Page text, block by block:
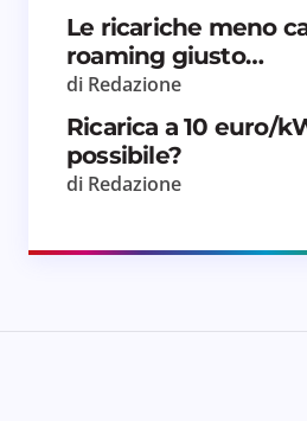
Le ricariche meno
roaming giusto…
di Redazione
Ricarica a 10 euro/
possibile?
di Redazione